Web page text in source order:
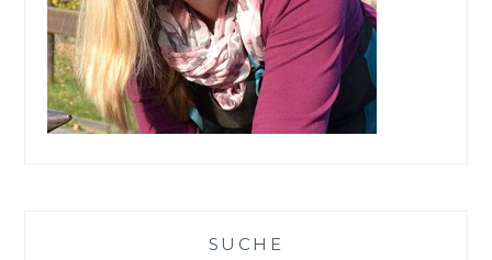
SUCHE